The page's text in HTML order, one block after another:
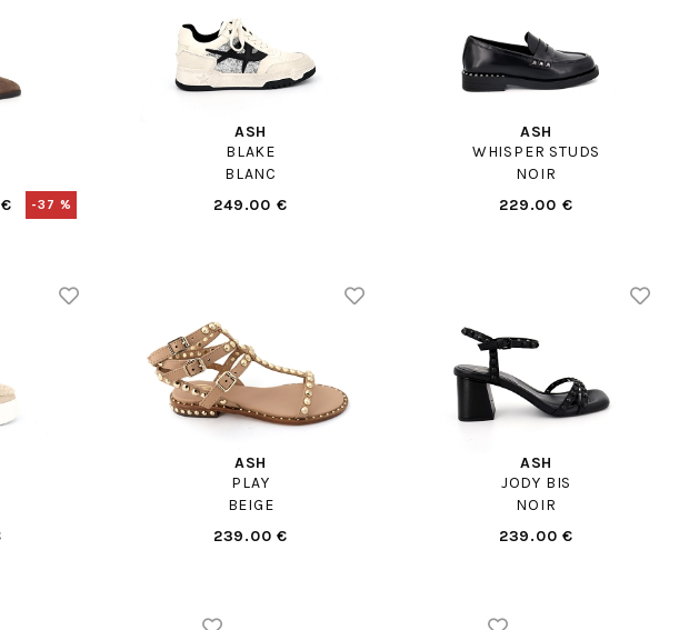
-37 %
ASH
BLAKE
BLANC
249.00 €
ASH
WHISPER STUDS
NOIR
229.00 €
ASH
PLAY
BEIGE
239.00 €
ASH
JODY BIS
NOIR
239.00 €